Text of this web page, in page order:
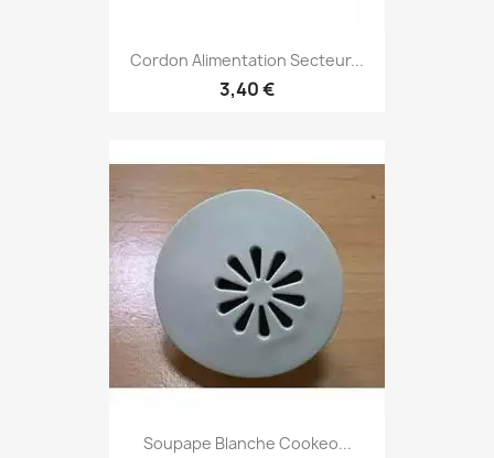
Cordon Alimentation Secteur...
3,40 €
Soupape Blanche Cookeo...